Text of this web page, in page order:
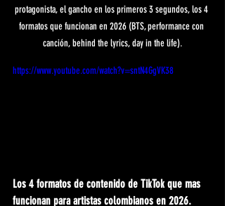
protagonista, el gancho en los primeros 3 segundos, los 4
formatos que funcionan en 2026 (BTS, performance con
canción, behind the lyrics, day in the life).
https://www.youtube.com/watch?v=sntN4GgVK38
Los 4 formatos de contenido de TikTok que mas
funcionan para artistas colombianos en 2026.